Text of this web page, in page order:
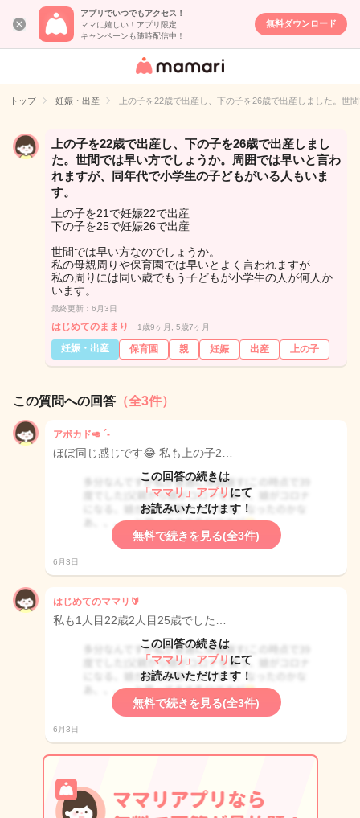
アプリでいつでもアクセス！
ママに嬉しい！アプリ限定
キャンペーンも随時配信中！
無料ダウンロード
女性専用匿名QA
イト
トップ 妊娠・出産 上の子を22歳で出産し、下の子を26歳で出産しました。
上の子を22歳で出産し、下の子を26歳で出産しまし
た。世間では早い方でしょうか。周囲では早いと言わ
れますが、同年代で小学生の子どもがいる人もいま
す。
上の子を21で妊娠22で出産
下の子を25で妊娠26で出産
世間では早い方なのでしょうか。
私の母親周りや保育園では早いとよく言われますが
私の周りには同い歳でもう子どもが小学生の人が何人か
います。
最終更新：6月3日
はじめてのままり 1歳9ヶ月, 5歳7ヶ月
妊娠・出産 保育園 親 妊娠 出産 上の子
この質問への回答 （全3件）
アボカド🥑 ´-
ほぼ同じ感じです😂 私も上の子2…
この回答の続きは
「ママリ」アプリ にて
お読みいただけます！
無料で続きを見る(全3件)
6月3日
はじめてのママリ🔰
私も1人目22歳2人目25歳でした…
この回答の続きは
「ママリ」アプリ にて
お読みいただけます！
無料で続きを見る(全3件)
6月3日